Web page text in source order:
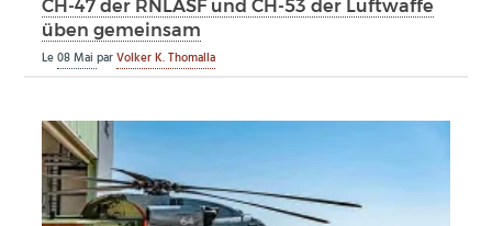
CH-47 der RNLASF und CH-53 der Luftwaffe
üben gemeinsam
Le08 MaiparVolker K. Thomalla